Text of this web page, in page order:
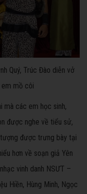
Quý, Trúc Đào diễn vở
em mồ côi
mà các em học sinh,
được nghe về tiểu sử,
được trưng bày tại
hơn về soạn giả Yên
vinh danh NSƯT –
Hiền, Hùng Minh, Ngọc